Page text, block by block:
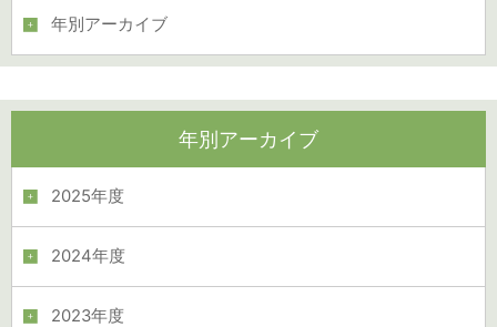
年別アーカイブ
年別アーカイブ
2025年度
2024年度
2023年度